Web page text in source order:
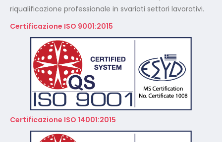
Certificazione ISO 14001:2015